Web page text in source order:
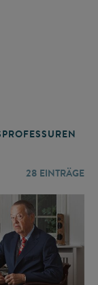
28 EINTRÄGE